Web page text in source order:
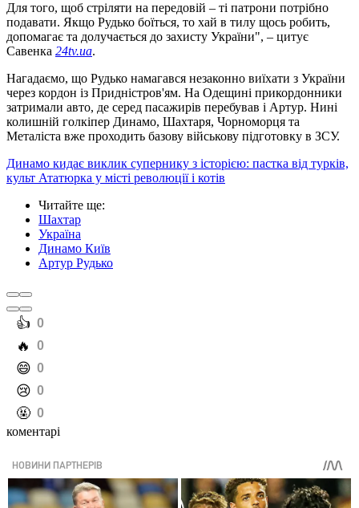
Для того, щоб стріляти на передовій – ті патрони потрібно
подавати. Якщо Рудько боїться, то хай в тилу щось робить,
допомагає та долучається до захисту України", – цитує
Савенка 24tv.ua.
Нагадаємо, що Рудько намагався незаконно виїхати з України
через кордон із Придністров'ям. На Одещині прикордонники
затримали авто, де серед пасажирів перебував і Артур. Нині
колишній голкіпер Динамо, Шахтаря, Чорноморця та
Металіста вже проходить базову військову підготовку в ЗСУ.
Динамо кидає виклик супернику з історією: пастка від турків,
культ Ататюрка у місті революції і котів
Читайте ще:
Шахтар
Україна
Динамо Київ
Артур Рудько
️👍 0
️🔥 0
️😄 0
️😢 0
️🤬 0
коментарі